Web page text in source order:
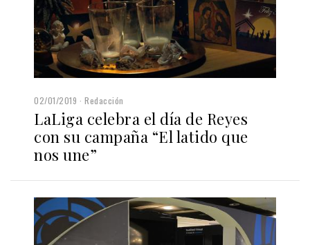
02/01/2019 Redacción
LaLiga celebra el día de Reyes
con su campaña “El latido que
nos une”